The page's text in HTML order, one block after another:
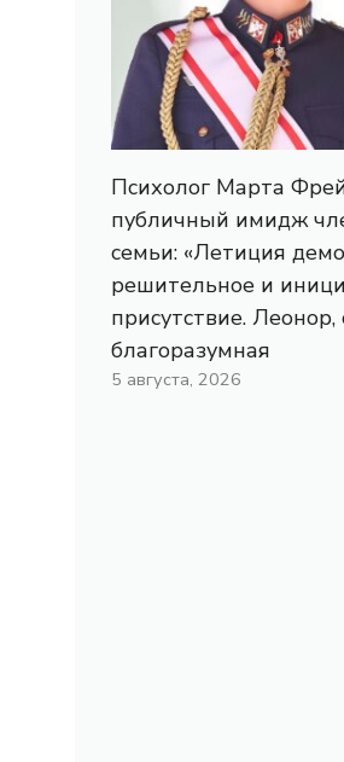
Психолог Марта
публичный имидж
семьи: «Летиция
решительное и
присутствие.
благоразумная
5 августа, 2026